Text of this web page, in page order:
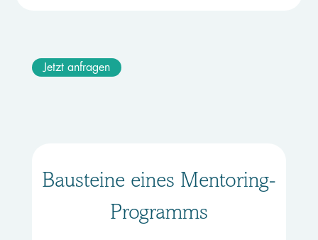
Jetzt anfragen
Bausteine eines Mentoring-
Programms